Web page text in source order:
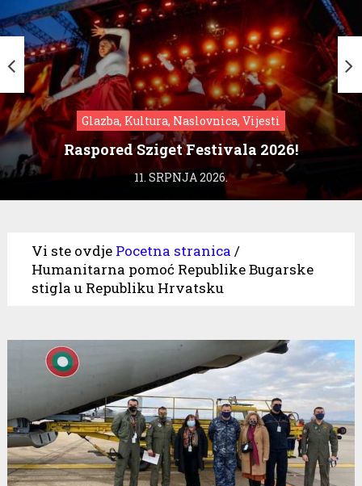
Glazba, Kultura, Naslovnica, Vijesti
Raspored Sziget Festivala 2026!
11. SRPNJA 2026.
Vi ste ovdje Pocetna stranica /
Humanitarna pomoć Republike Bugarske
stigla u Republiku Hrvatsku